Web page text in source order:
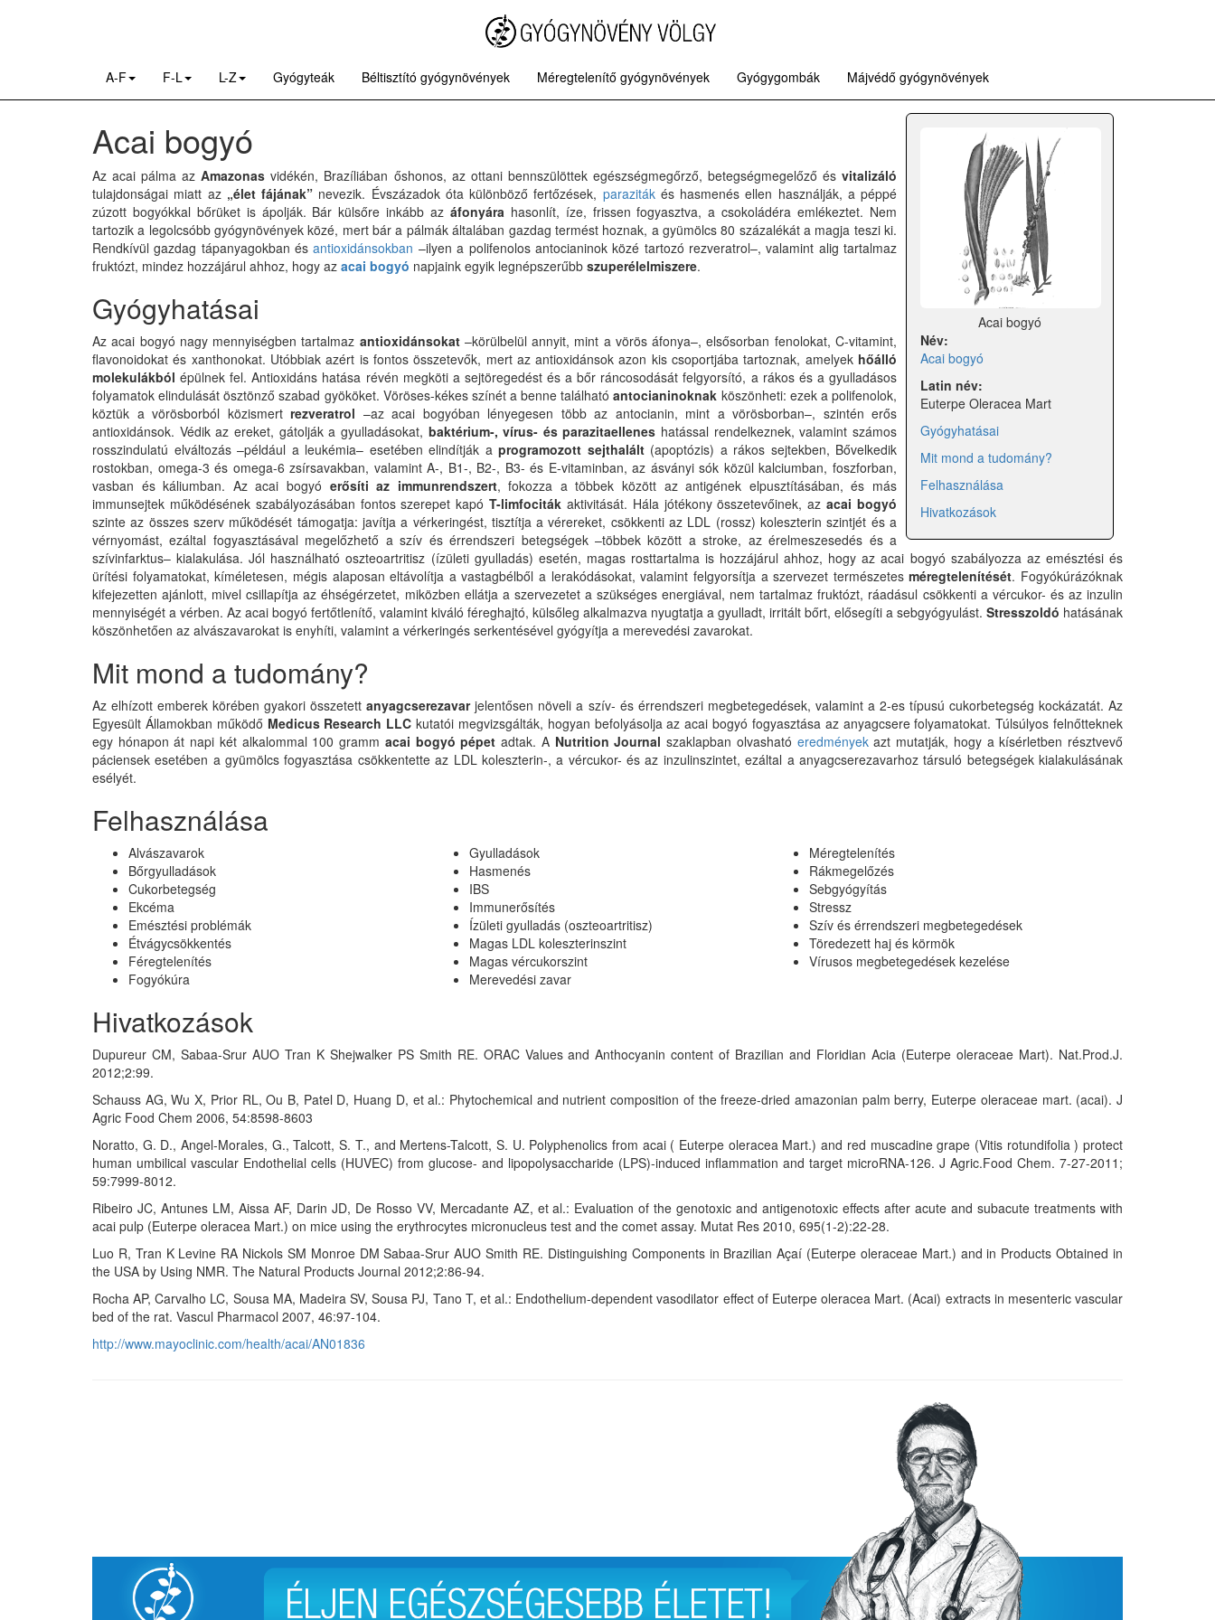
A-F F-L L-Z Gyógyteák Béltisztító gyógynövények Méregtelenítő gyógynövények Gyógygombák Májvédő gyógynövények
Acai bogyó
Név:
Acai bogyó
Latin név:
Euterpe Oleracea Mart
Gyógyhatásai
Mit mond a tudomány?
Felhasználása
Hivatkozások
Acai bogyó
Az acai pálma azAmazonas vidékén, Brazíliában őshonos, az ottani bennszülöttek egészségmegőrző, betegségmegelőző ésvitalizáló
tulajdonságai miatt az „élet fájának” nevezik. Évszázadok óta különböző fertőzések, parazitákés hasmenés ellen használják, a péppé
zúzott bogyókkal bőrüket is ápolják. Bár külsőre inkább az áfonyárahasonlít, íze, frissen fogyasztva, a csokoládéra emlékeztet. Nem
tartozik a legolcsóbb gyógynövények közé, mert bár a pálmák általában gazdag termést hoznak, a gyümölcs 80 százalékát a magja teszi ki.
Rendkívül gazdag tápanyagokban ésantioxidánsokban –ilyen a polifenolos antocianinok közé tartozó rezveratrol–, valamint alig tartalmaz
fruktózt, mindez hozzájárul ahhoz, hogy az acai bogyó napjaink egyik legnépszerűbb szuperélelmiszere.
Gyógyhatásai
Az acai bogyó nagy mennyiségben tartalmaz antioxidánsokat–körülbelül annyit, mint a vörös áfonya–, elsősorban fenolokat, C-vitamint,
flavonoidokat és xanthonokat. Utóbbiak azért is fontos összetevők, mert az antioxidánsok azon kis csoportjába tartoznak, amelyek hőálló
molekulákból épülnek fel. Antioxidáns hatása révén megköti a sejtöregedést és a bőr ráncosodását felgyorsító, a rákos és a gyulladásos
folyamatok elindulását ösztönző szabad gyököket. Vöröses-kékes színét a benne találhatóantocianinoknak köszönheti: ezek a polifenolok,
köztük a vörösborból közismert rezveratrol –az acai bogyóban lényegesen több az antocianin, mint a vörösborban–, szintén erős
antioxidánsok. Védik az ereket, gátolják a gyulladásokat, baktérium-, vírus- és parazitaellenes hatással rendelkeznek, valamint számos
rosszindulatú elváltozás –például a leukémia– esetében elindítják a programozott sejthalált(apoptózis) a rákos sejtekben, Bővelkedik
rostokban, omega-3 és omega-6 zsírsavakban, valamint A-, B1-, B2-, B3- és E-vitaminban, az ásványi sók közül kalciumban, foszforban,
vasban és káliumban. Az acai bogyó erősíti az immunrendszert, fokozza a többek között az antigének elpusztításában, és más
immunsejtek működésének szabályozásában fontos szerepet kapóT-limfociták aktivitását. Hála jótékony összetevőinek, azacai bogyó
szinte az összes szerv működését támogatja: javítja a vérkeringést, tisztítja a vérereket, csökkenti az LDL (rossz) koleszterin szintjét és a
vérnyomást, ezáltal fogyasztásával megelőzhető a szív és érrendszeri betegségek –többek között a stroke, az érelmeszesedés és a
szívinfarktus– kialakulása. Jól használható oszteoartritisz (ízületi gyulladás) esetén, magas rosttartalma is hozzájárul ahhoz, hogy az acai bogyó szabályozza az emésztési és
ürítési folyamatokat, kíméletesen, mégis alaposan eltávolítja a vastagbélből a lerakódásokat, valamint felgyorsítja a szervezet természetesméregtelenítését. Fogyókúrázóknak
kifejezetten ajánlott, mivel csillapítja az éhségérzetet, miközben ellátja a szervezetet a szükséges energiával, nem tartalmaz fruktózt, ráadásul csökkenti a vércukor- és az inzulin
mennyiségét a vérben. Az acai bogyó fertőtlenítő, valamint kiváló féreghajtó, külsőleg alkalmazva nyugtatja a gyulladt, irritált bőrt, elősegíti a sebgyógyulást. Stresszoldó hatásának
köszönhetően az alvászavarokat is enyhíti, valamint a vérkeringés serkentésével gyógyítja a merevedési zavarokat.
Mit mond a tudomány?
Az elhízott emberek körében gyakori összetettanyagcserezavarjelentősen növeli a szív- és érrendszeri megbetegedések, valamint a 2-es típusú cukorbetegség kockázatát. Az
Egyesült Államokban működő Medicus Research LLC kutatói megvizsgálták, hogyan befolyásolja az acai bogyó fogyasztása az anyagcsere folyamatokat. Túlsúlyos felnőtteknek
egy hónapon át napi két alkalommal 100 gramm acai bogyó pépet adtak. A Nutrition Journal szaklapban olvasható eredményekazt mutatják, hogy a kísérletben résztvevő
páciensek esetében a gyümölcs fogyasztása csökkentette az LDL koleszterin-, a vércukor- és az inzulinszintet, ezáltal a anyagcserezavarhoz társuló betegségek kialakulásának
esélyét.
Felhasználása
Alvászavarok
Bőrgyulladások
Cukorbetegség
Ekcéma
Emésztési problémák
Étvágycsökkentés
Féregtelenítés
Fogyókúra
Gyulladások
Hasmenés
IBS
Immunerősítés
Ízületi gyulladás (oszteoartritisz)
Magas LDL koleszterinszint
Magas vércukorszint
Merevedési zavar
Méregtelenítés
Rákmegelőzés
Sebgyógyítás
Stressz
Szív és érrendszeri megbetegedések
Töredezett haj és körmök
Vírusos megbetegedések kezelése
Hivatkozások
Dupureur CM, Sabaa-Srur AUO Tran K Shejwalker PS Smith RE. ORAC Values and Anthocyanin content of Brazilian and Floridian Acia (Euterpe oleraceae Mart). Nat.Prod.J.
2012;2:99.
Schauss AG, Wu X, Prior RL, Ou B, Patel D, Huang D, et al.: Phytochemical and nutrient composition of the freeze-dried amazonian palm berry, Euterpe oleraceae mart. (acai). J
Agric Food Chem 2006, 54:8598-8603
Noratto, G. D., Angel-Morales, G., Talcott, S. T., and Mertens-Talcott, S. U. Polyphenolics from acai ( Euterpe oleracea Mart.) and red muscadine grape (Vitis rotundifolia ) protect
human umbilical vascular Endothelial cells (HUVEC) from glucose- and lipopolysaccharide (LPS)-induced inflammation and target microRNA-126. J Agric.Food Chem. 7-27-2011;
59:7999-8012.
Ribeiro JC, Antunes LM, Aissa AF, Darin JD, De Rosso VV, Mercadante AZ, et al.: Evaluation of the genotoxic and antigenotoxic effects after acute and subacute treatments with
acai pulp (Euterpe oleracea Mart.) on mice using the erythrocytes micronucleus test and the comet assay. Mutat Res 2010, 695(1-2):22-28.
Luo R, Tran K Levine RA Nickols SM Monroe DM Sabaa-Srur AUO Smith RE. Distinguishing Components in Brazilian Açaí (Euterpe oleraceae Mart.) and in Products Obtained in
the USA by Using NMR. The Natural Products Journal 2012;2:86-94.
Rocha AP, Carvalho LC, Sousa MA, Madeira SV, Sousa PJ, Tano T, et al.: Endothelium-dependent vasodilator effect of Euterpe oleracea Mart. (Acai) extracts in mesenteric vascular
bed of the rat. Vascul Pharmacol 2007, 46:97-104.
http://www.mayoclinic.com/health/acai/AN01836